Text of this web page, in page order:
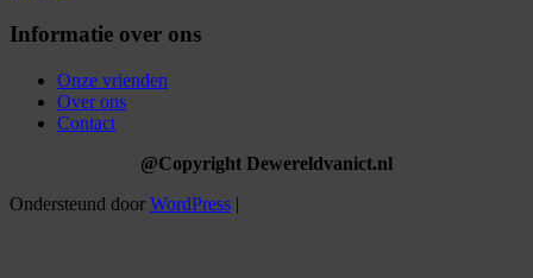
Informatie over ons
Onze vrienden
Over ons
Contact
@Copyright Dewereldvanict.nl
Ondersteund door WordPress |